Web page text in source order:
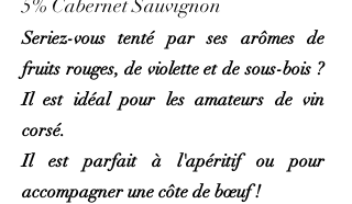
5% Cabernet Sauvignon
Seriez-vous tenté par ses arômes de
fruits rouges, de violette et de sous-bois ?
Il est idéal pour les amateurs de vin
corsé.
Il est parfait à l'apéritif ou pour
accompagner une côte de bœuf !